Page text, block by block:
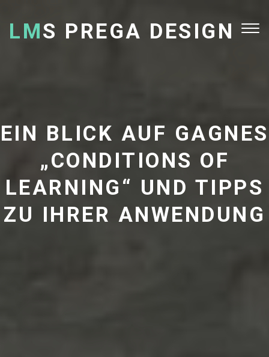
LMS PREGA DESIGN
EIN BLICK AUF GAGNES
„CONDITIONS OF
LEARNING“ UND TIPPS
ZU IHRER ANWENDUNG